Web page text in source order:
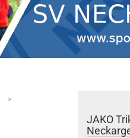
Konto erstellen
Passwort vergessen?
»
JAKO